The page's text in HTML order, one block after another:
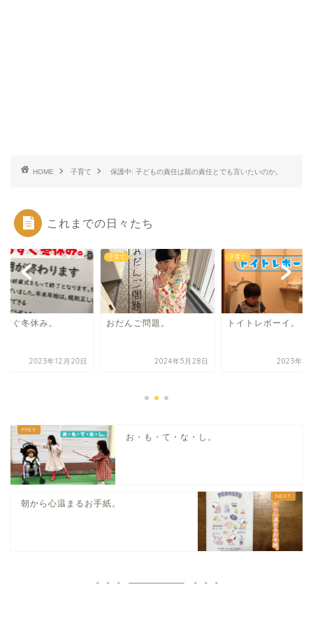
HOME 子育て 保護中: 子どもの責任は親の責任とでも言いたいのか。
これまでの日々たち
すぐ冬休み。
2023年12月20日
子育て
おだんご問題。
2024年5月28日
子育て
トイトレボーイ。
2023年6
お・も・て・な・し。
朝から心温まるお手紙。